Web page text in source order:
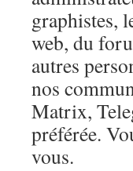
graphistes,
web, du
autres
nos
Matrix,
préférée.
vous.